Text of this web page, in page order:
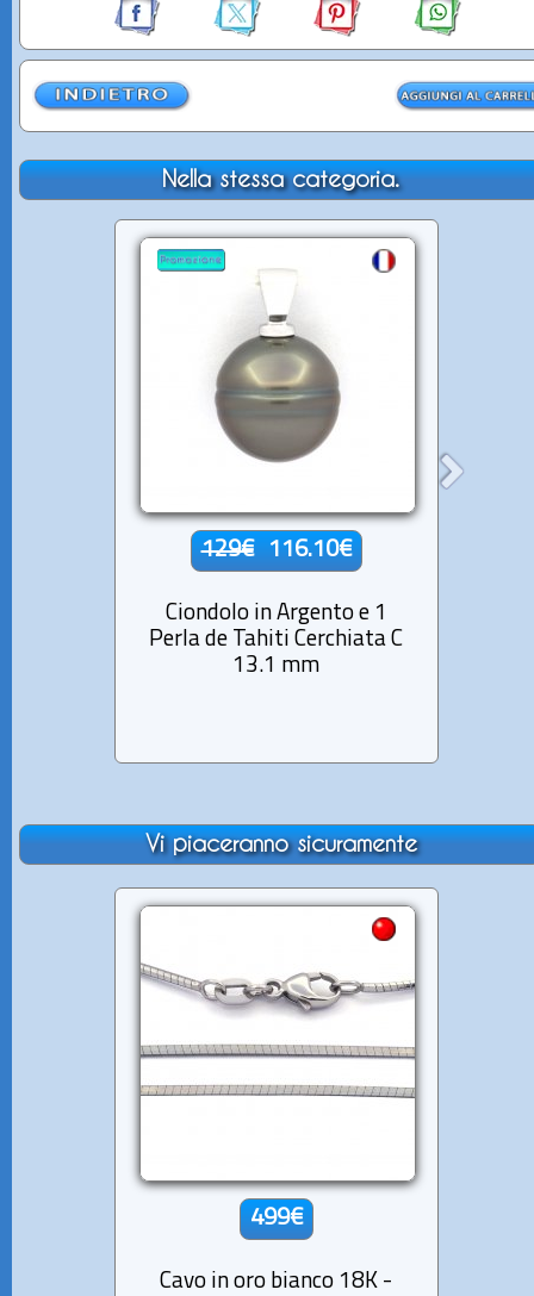
Nella stessa categoria.
129€ 116.10€
Ciondolo in Argento e 1
Perla de Tahiti Cerchiata C
13.1 mm
Vi piaceranno sicuramente
499€
Cavo in oro bianco 18K -